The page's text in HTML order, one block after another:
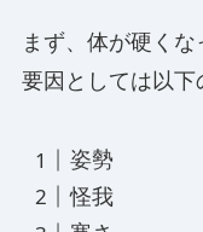
まず、体が硬く
要因としては以下
姿勢
怪我